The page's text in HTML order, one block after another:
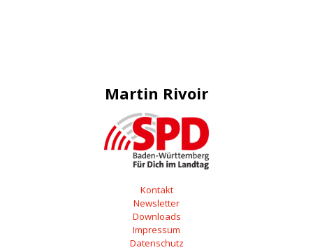
Martin Rivoir
Kontakt
Newsletter
Downloads
Impressum
Datenschutz